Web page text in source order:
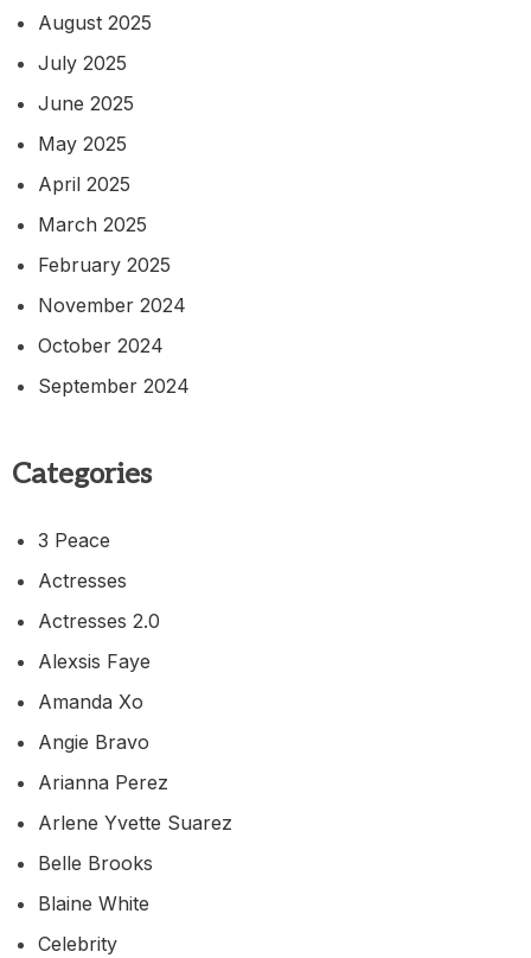
August 2025
July 2025
June 2025
May 2025
April 2025
March 2025
February 2025
November 2024
October 2024
September 2024
Categories
3 Peace
Actresses
Actresses 2.0
Alexsis Faye
Amanda Xo
Angie Bravo
Arianna Perez
Arlene Yvette Suarez
Belle Brooks
Blaine White
Celebrity